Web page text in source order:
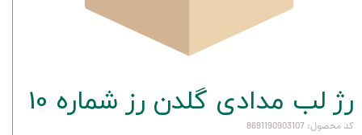
رژ لب مدادی گلدن رز شماره 10
کد محصول: 8691190903107